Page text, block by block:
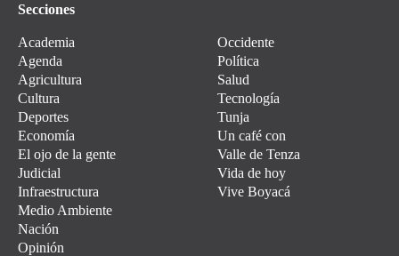
Secciones
Academia
Agenda
Agricultura
Cultura
Deportes
Economía
El ojo de la gente
Judicial
Infraestructura
Medio Ambiente
Nación
Opinión
Occidente
Política
Salud
Tecnología
Tunja
Un café con
Valle de Tenza
Vida de hoy
Vive Boyacá